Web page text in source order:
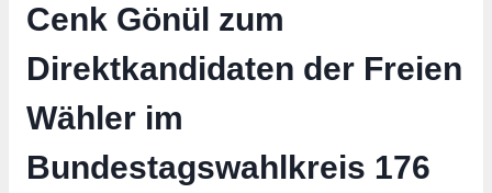
Cenk Gönül zum
Direktkandidaten der Freien
Wähler im
Bundestagswahlkreis 176